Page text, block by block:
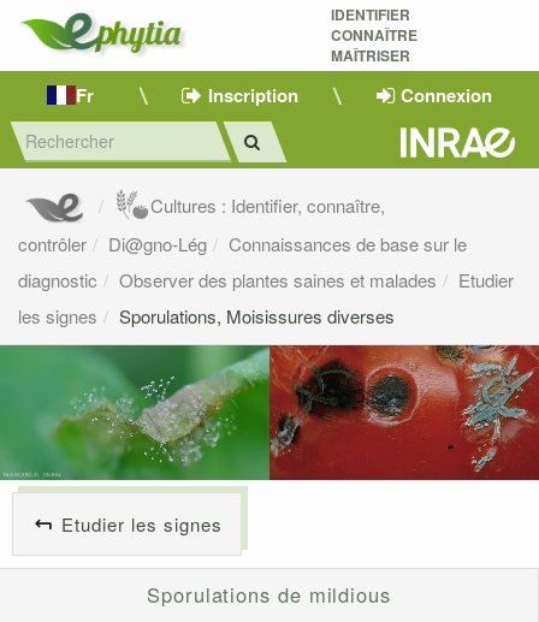
IDENTIFIER
CONNAÎTRE
MAÎTRISER
Fr Inscription Connexion
Cultures : Identifier, connaître,
contrôler
Di@gno-Lég
Connaissances de base sur le
diagnostic
Observer des plantes saines et malades
Etudier
les signes
Sporulations, Moisissures diverses
Etudier les signes
Sporulations de mildious